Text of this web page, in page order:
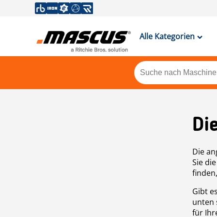
Alle Kategorien
Die
Sie
Gibt
unten
für